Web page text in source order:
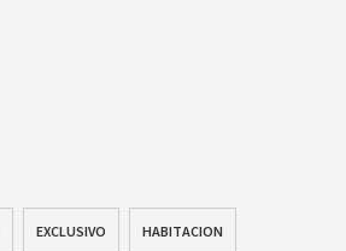
EXCLUSIVO HABITACION